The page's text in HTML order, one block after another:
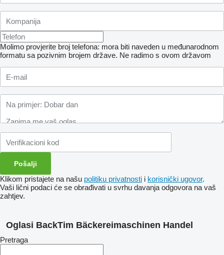
Molimo provjerite broj telefona: mora biti naveden u međunarodnom
formatu sa pozivnim brojem države. Ne radimo s ovom državom
Klikom pristajete na našu politiku privatnosti i korisnički ugovor.
Vaši lični podaci će se obrađivati ​​u svrhu davanja odgovora na vaš
zahtjev.
Oglasi BackTim Bäckereimaschinen Handel
Pretraga